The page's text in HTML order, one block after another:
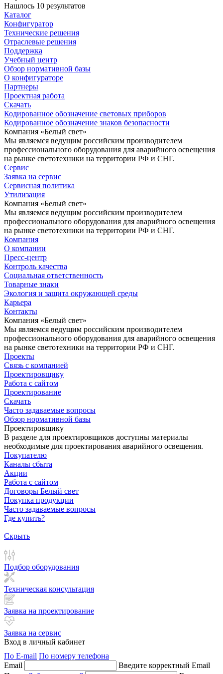
Нашлось 10 результатов
Каталог
Конфигуратор
Технические решения
Отраслевые решения
Поддержка
Учебный центр
Обзор нормативной базы
О конфигураторе
Партнеры
Проектная работа
Скачать
Кодированное обозначение световых приборов
Кодированное обозначение знаков безопасности
Компания «Белый свет»
Мы являемся ведущим российским производителем
профессионального оборудования для аварийного освещения
на рынке светотехники на территории РФ и СНГ.
Сервис
Заявка на сервис
Сервисная политика
Утилизация
Компания «Белый свет»
Мы являемся ведущим российским производителем
профессионального оборудования для аварийного освещения
на рынке светотехники на территории РФ и СНГ.
Компания
О компании
Пресс-центр
Контроль качества
Социальная ответственность
Товарные знаки
Экология и защита окружающей среды
Карьера
Контакты
Компания «Белый свет»
Мы являемся ведущим российским производителем
профессионального оборудования для аварийного освещения
на рынке светотехники на территории РФ и СНГ.
Проекты
Связь с компанией
Проектировщику
Работа с сайтом
Проектирование
Скачать
Часто задаваемые вопросы
Обзор нормативной базы
Проектировщику
В разделе для проектировщиков доступны материалы
необходимые для проектирования аварийного освещения.
Покупателю
Каналы сбыта
Акции
Работа с сайтом
Договоры Белый свет
Покупка продукции
Часто задаваемые вопросы
Где купить?
Скрыть
Подбор оборудования
Техническая консультация
Заявка на проектирование
Заявка на сервис
Вход в личный кабинет
По E-mail По номеру телефона
Email
Введите корректный Email